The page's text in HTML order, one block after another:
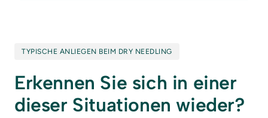
TYPISCHE ANLIEGEN BEIM DRY NEEDLING
Erkennen Sie sich in einer
dieser Situationen wieder?